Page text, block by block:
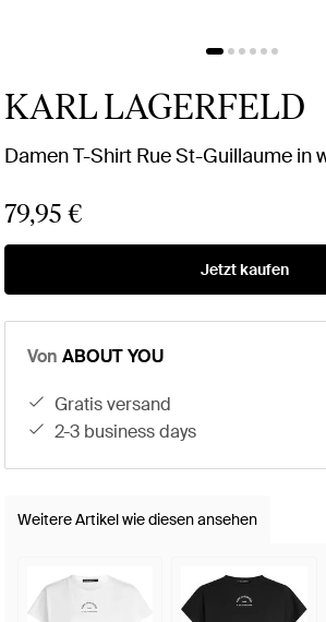
KARL LAGERFELD
Damen T-Shirt Rue St-Guillaume in
79,95 €
Jetzt kaufen
Von ABOUT YOU
gratis versand
2-3 business days
Weitere Artikel wie diesen ansehen